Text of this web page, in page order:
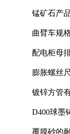
锰矿石产
曲臂车规
配电柜母
膨胀螺丝
镀锌方管
D400球墨
覆膜砂的